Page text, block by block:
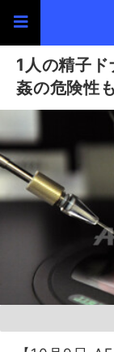
1人の精子
姦の危険性も